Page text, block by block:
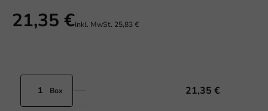
21,35 €Inkl. MwSt. 25,83 €
Box 21,35 €